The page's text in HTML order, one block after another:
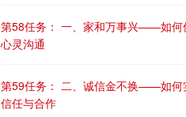
第58任务： 一、家和万事兴——如何
心灵沟通
第59任务： 二、诚信金不换——如何
信任与合作